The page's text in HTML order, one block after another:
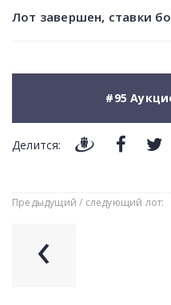
Лот завершен, ставки
#95
Делится:
Предыдущий / следующий лот:
‹